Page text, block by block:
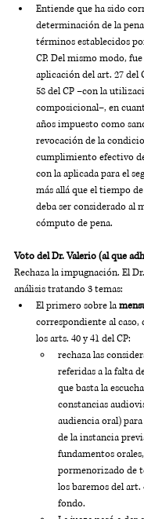
Entiende que ha sido
determinación de la
términos establecidos
CP. Del mismo modo,
aplicación del art. 27 del
58 del CP –con la
composicional–, en
años impuesto como
revocación de la
cumplimiento efectivo
con la aplicada para el
más allá que el tiempo
deba ser considerado al
cómputo de pena.
Voto del Dr. Valerio (al que
Rechaza la impugnación. El
análisis tratando 3 temas:
El primero sobre la
correspondiente al
los arts. 40 y 41 del CP:
rechaza las
referidas a la falta
que basta la
constancias
audiencia oral)
de la instancia
fundamentos
pormenorizado de
los baremos del art.
fondo.